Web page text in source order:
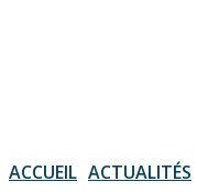
ACCUEIL ACTUALITÉS